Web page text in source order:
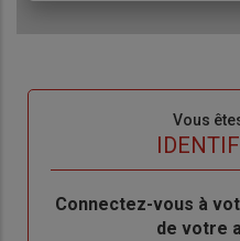
Vous
Body
Connectez-vous à
de votre